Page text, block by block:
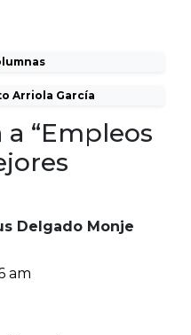
Arriola García
“Empleos
Delgado Monje
am